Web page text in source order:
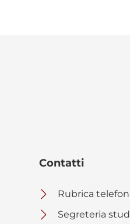
Contatti
Rubrica
Segreteria